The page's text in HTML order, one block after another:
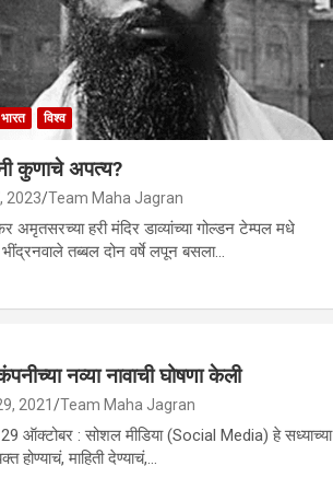
भारत विश्व
कुणाचे अपत्य?
2023 Team Maha Jagran
अमृतसरच्या हरी मंदिर डाव्यांच्या गोल्डन टेम्पल मधे
तब्बल दोन वर्षे लपून बसला…
नव्या नावाची घोषणा केली
2021 Team Maha Jagran
29 ऑक्टोबर : सोशल मीडिया (Social Media) हे सध्याच्या
होण्याचं, माहिती देण्याचं,…